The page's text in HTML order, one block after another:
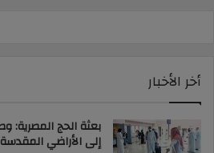
أخر الأخبار
إلى الأراضي المقدسة